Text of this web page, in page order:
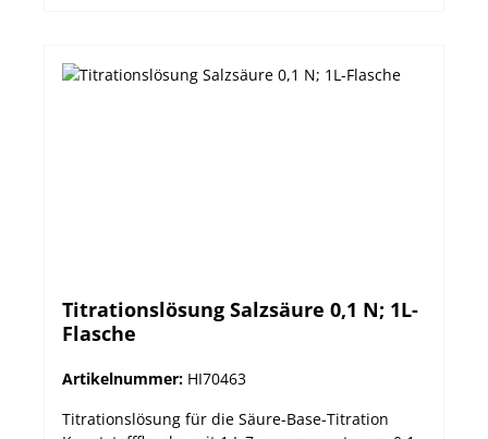
Titrationslösung Salzsäure 0,1 N; 1L-
Flasche
Artikelnummer: HI70463
Titrationslösung für die Säure-Base-Titration